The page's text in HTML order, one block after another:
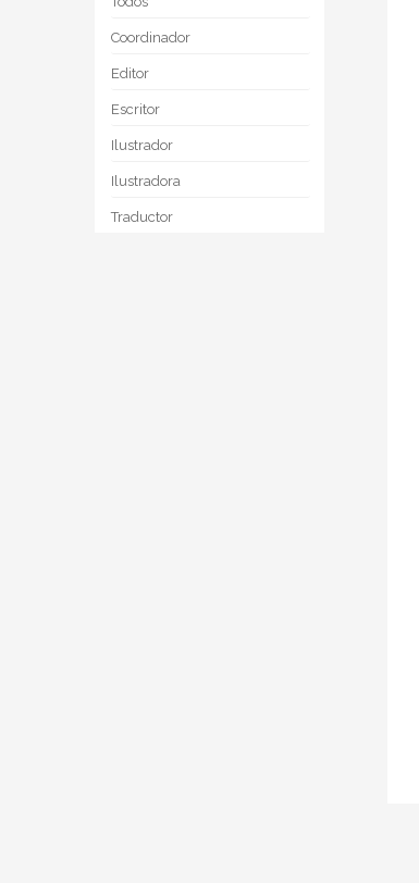
Coordinador
Editor
Escritor
Ilustrador
Ilustradora
Traductor